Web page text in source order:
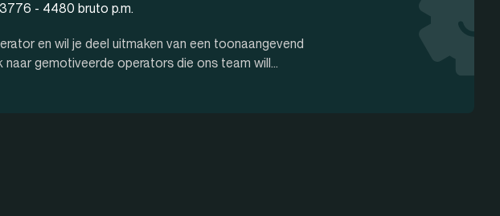
- 4480 bruto p.m.
en wil je deel uitmaken van een toonaangevend
gemotiveerde operators die ons team will...